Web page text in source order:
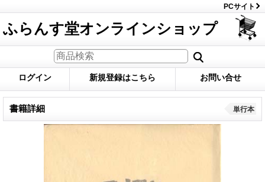
PCサイト
ふらんす堂オンラインショップ
ログイン 新規登録はこちら お問い合せ
書籍詳細 単行本